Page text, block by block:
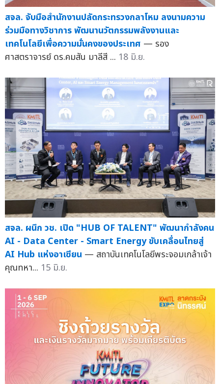
สจล. จับมือสำนักงานปลัดกระทรวงกลาโหม ลงนามความ
ร่วมมือทางวิชาการ พัฒนานวัตกรรมพลังงานและ
เทคโนโลยีเพื่อความมั่นคงของประเทศ — รอง
ศาสตราจารย์ ดร.คมสัน มาลีสี ... 18 มิ.ย.
สจล. ผนึก วช. เปิด "HUB OF TALENT" พัฒนากำลังคน
AI - Data Center - Smart Energy ขับเคลื่อนไทยสู่
AI Hub แห่งอาเซียน — สถาบันเทคโนโลยีพระจอมเกล้าเจ้า
คุณทหา... 15 มิ.ย.